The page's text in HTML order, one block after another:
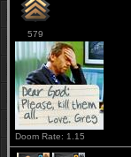
579
Doom Rate: 1.15